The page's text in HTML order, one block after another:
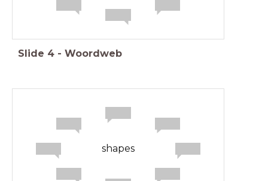
Slide 4 - Woordweb
shapes